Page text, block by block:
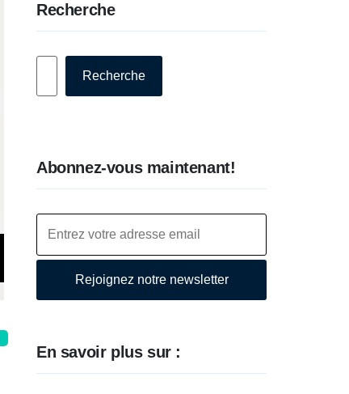
Recherche
Recherche
Abonnez-vous maintenant!
Rejoignez notre newsletter
En savoir plus sur :